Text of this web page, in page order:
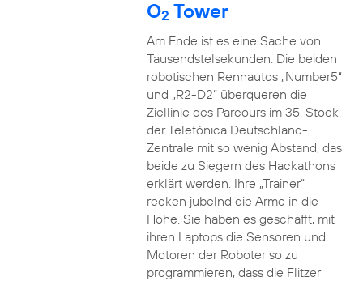
O2 Tower
Am Ende ist es eine Sache von
Tausendstelsekunden. Die beiden
robotischen Rennautos „Number5“
und „R2-D2“ überqueren die
Ziellinie des Parcours im 35. Stock
der Telefónica Deutschland-
Zentrale mit so wenig Abstand, das
beide zu Siegern des Hackathons
erklärt werden. Ihre „Trainer“
recken jubelnd die Arme in die
Höhe. Sie haben es geschafft, mit
ihren Laptops die Sensoren und
Motoren der Roboter so zu
programmieren, dass die Flitzer